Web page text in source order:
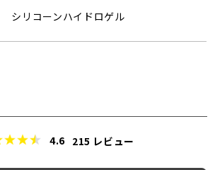
シリコーンハイドロゲル
4.6 215 レビュー